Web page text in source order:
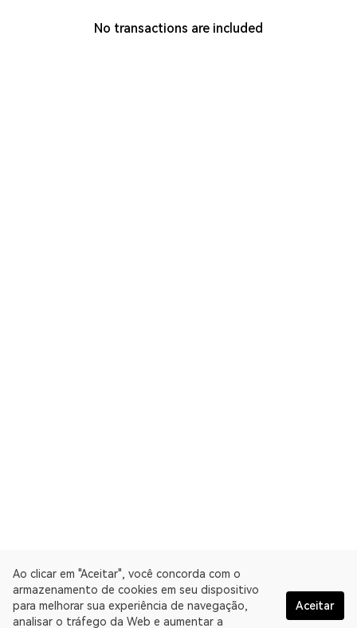
Ao clicar em "Aceitar", você concorda com o
armazenamento de cookies em seu dispositivo
para melhorar sua experiência de navegação,
analisar o tráfego da Web e aumentar a
Aceitar
No transactions are included